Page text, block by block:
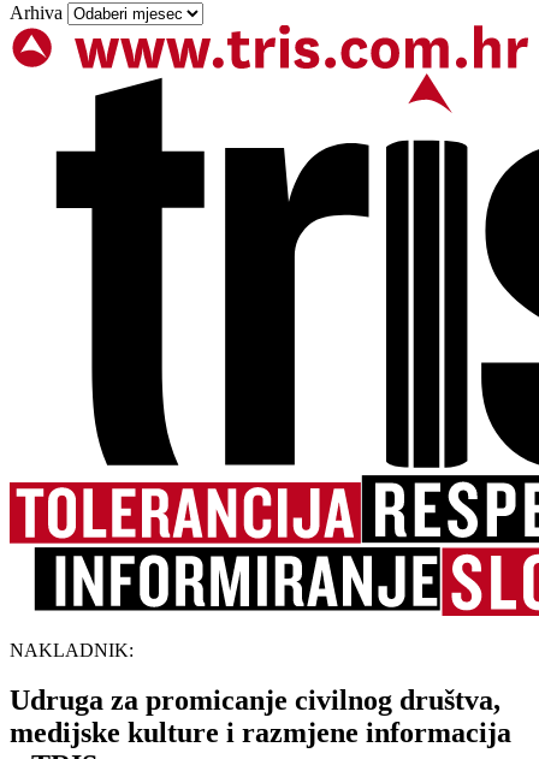
Arhiva
NAKLADNIK:
Udruga za promicanje civilnog društva,
medijske kulture i razmjene informacija